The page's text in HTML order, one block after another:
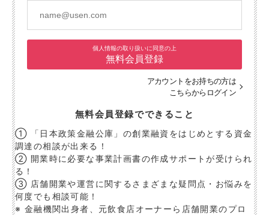
個人情報の取り扱いに同意の上
無料会員登録
アカウントをお持ちの方は
こちらからログイン
無料会員登録でできること
① 「日本政策金融公庫」の創業融資をはじめとする資金
調達の相談が出来る！
② 開業時に必要な事業計画書の作成サポートが受けられ
る！
③ 店舗開業や運営に関するさまざまな疑問点・お悩みを
何度でも相談可能！
※ 金融機関出身者、元飲食店オーナーら店舗開業のプロ